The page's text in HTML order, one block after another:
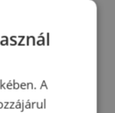
küldünk egy
A